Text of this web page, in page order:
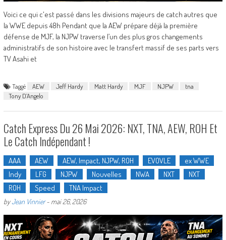
Voici ce qui c'est passé dans les divisions majeurs de catch autres que
la WWE depuis 48h Pendant que la AEW prépare déjà la première
défense de MJF, la NJPW traverse l’un des plus gros changements
administratifs de son histoire avec le transfert massif de ses parts vers
TV Asahi et
Taggé AEW Jeff Hardy Matt Hardy MJF NJPW
tna
Tony D’Angelo
Catch Express Du 26 Mai 2026: NXT, TNA, AEW, ROH Et
Le Catch Indépendant !
AAA AEW AEW, Impact, NJPW, ROH EVOVLE
ex WWE
Indy
LFG NJPW Nouvelles NWA NXT
NXT
ROH
Speed TNA Impact
byJean Vinnier- mai 26, 2026